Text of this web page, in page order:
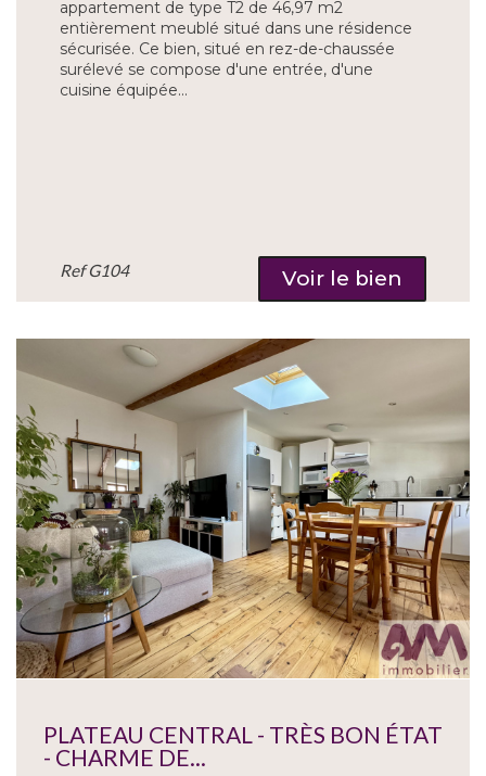
appartement de type T2 de 46,97 m2
entièrement meublé situé dans une résidence
sécurisée. Ce bien, situé en rez-de-chaussée
surélevé se compose d'une entrée, d'une
cuisine équipée...
RefG104 Voir le bien
PLATEAU CENTRAL - TRÈS BON ÉTAT
- CHARME DE...